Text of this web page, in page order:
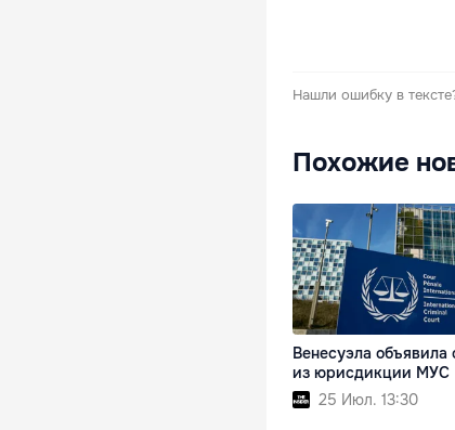
Нашли ошибку в
Похожие
Венесуэла объявила
из юрисдикции МУС
25 Июл. 13:30